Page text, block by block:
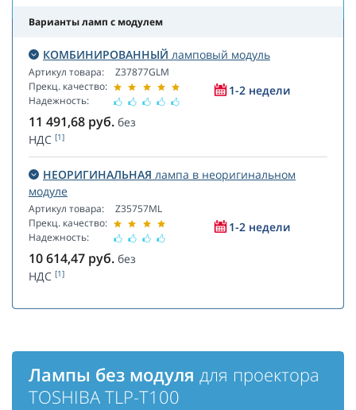
Варианты ламп с модулем
КОМБИНИРОВАННЫЙ ламповый модуль
Артикул товара:
Прекц. качество:
Надежность:
Z37877GLM
1-2 недели
11 491,68 руб. без
НДС [1]
НЕОРИГИНАЛЬНАЯ лампа в неоригинальном
модуле
Артикул товара:
Прекц. качество:
Надежность:
Z35757ML
1-2 недели
10 614,47 руб. без
НДС [1]
Лампы без модуля для проектора
TOSHIBA TLP-T100